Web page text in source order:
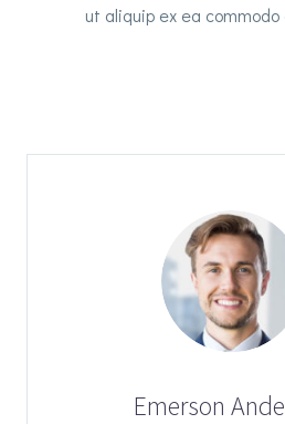
ut aliquip ex ea
Emerson